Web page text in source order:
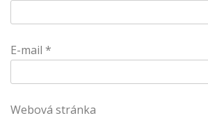
E-mail *
Webová stránka